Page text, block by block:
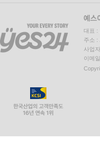
대표 :
주소 :
사업
이메